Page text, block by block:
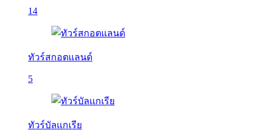
14
ทัวร์สกอตแลนด์
5
ทัวร์บัลเเกเรีย